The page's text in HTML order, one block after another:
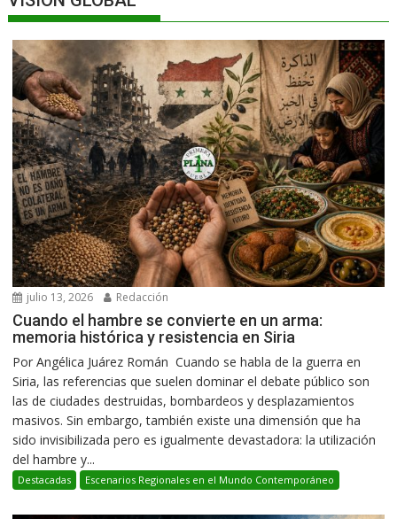
julio 13, 2026 Redacción
Cuando el hambre se convierte en un arma:
memoria histórica y resistencia en Siria
Por Angélica Juárez Román Cuando se habla de la guerra en
Siria, las referencias que suelen dominar el debate público son
las de ciudades destruidas, bombardeos y desplazamientos
masivos. Sin embargo, también existe una dimensión que ha
sido invisibilizada pero es igualmente devastadora: la utilización
del hambre y...
Destacadas Escenarios Regionales en el Mundo Contemporáneo